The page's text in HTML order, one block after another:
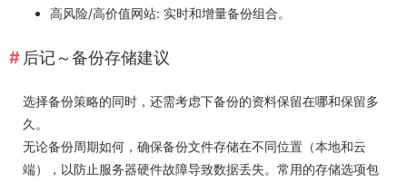
高风险/高价值网站: 实时和增量备份组合。
后记～备份存储建议
选择备份策略的同时，还需考虑下备份的资料保留在哪和保留多
久。
无论备份周期如何，确保备份文件存储在不同位置（本地和云
端），以防止服务器硬件故障导致数据丢失。常用的存储选项包